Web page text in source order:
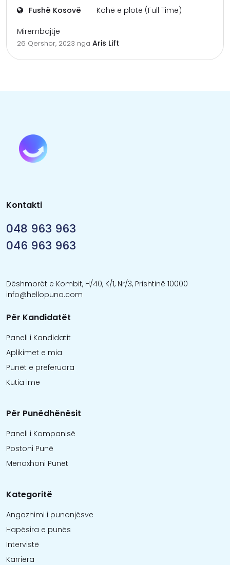
Fushë Kosovë Kohë e plotë (Full Time)
Mirëmbajtje
26 Qershor, 2023 nga Aris Lift
Kontakti
048 963 963
046 963 963
Dëshmorët e Kombit, H/40, K/1, Nr/3, Prishtinë 10000
info@hellopuna.com
Për Kandidatët
Paneli i Kandidatit
Aplikimet e mia
Punët e preferuara
Kutia ime
Për Punëdhënësit
Paneli i Kompanisë
Postoni Punë
Menaxhoni Punët
Kategoritë
Angazhimi i punonjësve
Hapësira e punës
Intervistë
Karriera